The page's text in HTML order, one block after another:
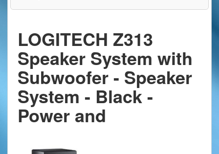
LOGITECH Z313
Speaker System with
Subwoofer - Speaker
System - Black -
Power and